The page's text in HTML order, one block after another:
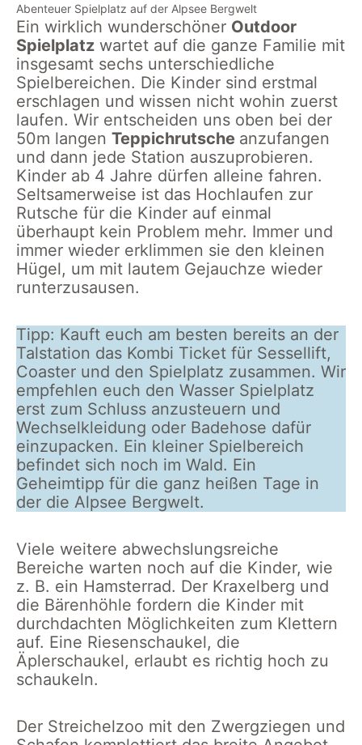
Abenteuer Spielplatz auf der Alpsee Bergwelt
Ein wirklich wunderschöner Outdoor
Spielplatz wartet auf die ganze Familie mit
insgesamt sechs unterschiedliche
Spielbereichen. Die Kinder sind erstmal
erschlagen und wissen nicht wohin zuerst
laufen. Wir entscheiden uns oben bei der
50m langen Teppichrutsche anzufangen
und dann jede Station auszuprobieren.
Kinder ab 4 Jahre dürfen alleine fahren.
Seltsamerweise ist das Hochlaufen zur
Rutsche für die Kinder auf einmal
überhaupt kein Problem mehr. Immer und
immer wieder erklimmen sie den kleinen
Hügel, um mit lautem Gejauchze wieder
runterzusausen.
Tipp: Kauft euch am besten bereits an der
Talstation das Kombi Ticket für Sessellift,
Coaster und den Spielplatz zusammen. Wir
empfehlen euch den Wasser Spielplatz
erst zum Schluss anzusteuern und
Wechselkleidung oder Badehose dafür
einzupacken. Ein kleiner Spielbereich
befindet sich noch im Wald. Ein
Geheimtipp für die ganz heißen Tage in
der die Alpsee Bergwelt.
Viele weitere abwechslungsreiche
Bereiche warten noch auf die Kinder, wie
z. B. ein Hamsterrad. Der Kraxelberg und
die Bärenhöhle fordern die Kinder mit
durchdachten Möglichkeiten zum Klettern
auf. Eine Riesenschaukel, die
Äplerschaukel, erlaubt es richtig hoch zu
schaukeln.
Der Streichelzoo mit den Zwergziegen und